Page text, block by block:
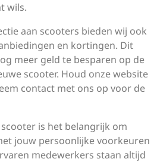
wils.
aan scooters bieden wij ook
en kortingen. Dit
meer geld te besparen op de
scooter. Houd onze website
contact met ons op voor de
is het belangrijk om
jouw persoonlijke voorkeuren
medewerkers staan altijd